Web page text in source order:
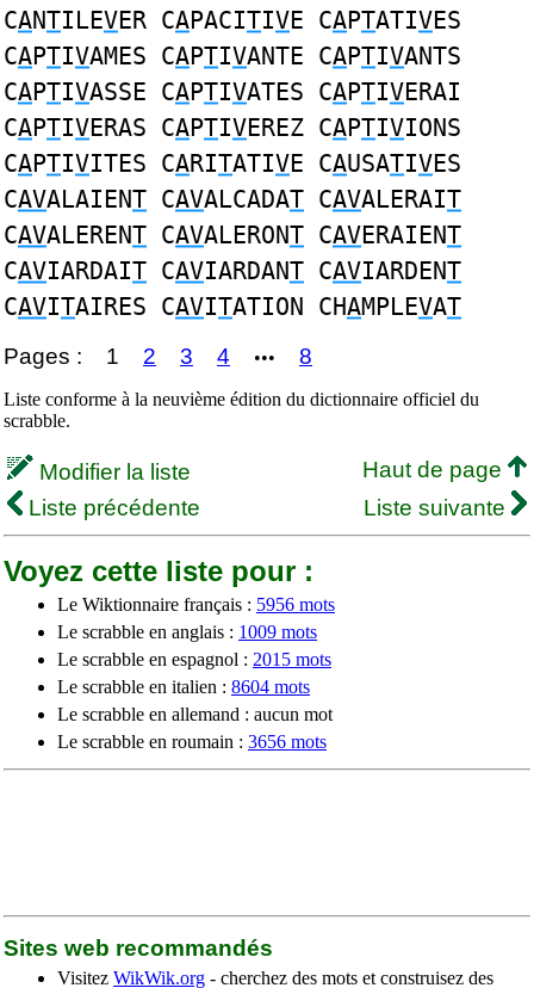
CANTILEVER CAPACITIVE CAPTATIVES
CAPTIVAMES CAPTIVANTE CAPTIVANTS
CAPTIVASSE CAPTIVATES CAPTIVERAI
CAPTIVERAS CAPTIVEREZ CAPTIVIONS
CAPTIVITES CARITATIVE CAUSATIVES
CAVALAIENT CAVALCADAT CAVALERAIT
CAVALERENT CAVALERONT CAVERAIENT
CAVIARDAIT CAVIARDANT CAVIARDENT
CAVITAIRES CAVITATION CHAMPLEVAT
Pages : 1 2 3 4 ••• 8
Liste conforme à la neuvième édition du dictionnaire officiel du
scrabble.
Modifier la liste
Haut de page
Liste précédente
Liste suivante
Voyez cette liste pour :
Le Wiktionnaire français : 5956 mots
Le scrabble en anglais : 1009 mots
Le scrabble en espagnol : 2015 mots
Le scrabble en italien : 8604 mots
Le scrabble en allemand : aucun mot
Le scrabble en roumain : 3656 mots
Sites web recommandés
Visitez WikWik.org - cherchez des mots et construisez des